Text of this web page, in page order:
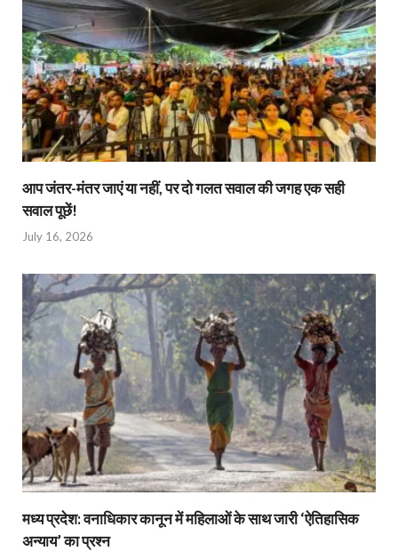
आप जंतर-मंतर जाएं या नहीं, पर दो गलत सवाल की जगह एक सही
सवाल पूछें!
July 16, 2026
मध्य प्रदेश: वनाधिकार कानून में महिलाओं के साथ जारी ‘ऐतिहासिक
अन्याय’ का प्रश्न